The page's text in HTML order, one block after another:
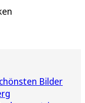
Bilder